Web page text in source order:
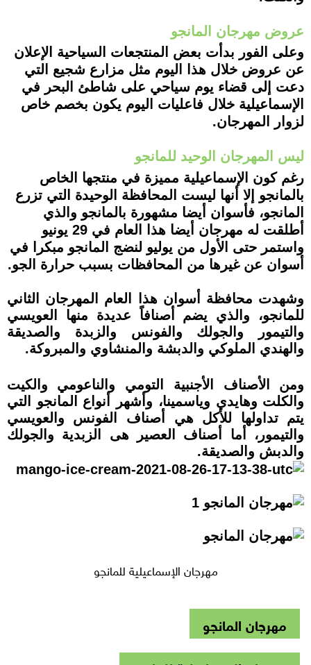
عروض مهرجان المانجو
وعلى الفور بدأت بعض المنتجعات السياحية الإعلان
عن عروض خلال هذا اليوم مثل مزارع شجيع التي
دعت إلى قضاء يوم سياحي على شاطئ البحر في
الإسماعيلية خلال فاعليات اليوم يكون بخصم خاص
لزوار المهرجان.
ليس المهرجان الوحيد للمانجو
رغم كون الإسماعيلية مميزة في منتجها الخاص
بالمانجو إلا أنها ليست المحافظة الوحيدة التي تزرع
المانجو، فأسوان أيضا مشهورة بالمانجو والذي
أطلقت له مهرجان أيضا هذا العام في 29 يونيو
واستمر حتى الأول من يوليو لنضج المانجو مبكرا في
أسوان عن غيرها من المحافظات بسبب حرارة الجو.
وشهدت محافظة أسوان هذا العام المهرجان الثاني
للمانجو، والذي يضم أصنافاً عديدة منها العويسي
والتيمور والجولك والفونس والزبدة والصديقة
والهندي الملوكي والدبشة والمنشاوي والمبروكة.
ومن الأصناف الأجنبية التومي والناعومي والكيت
والكلت وهايدي وياسمينا، وأشهر أنواع المانجو التي
يتم تداولها للأكل هي أصناف الفونس والعويسي
والتيمور، أما أصناف العصير هى الزبدية والجولك
والدبش والصديقة.
مهرجان الإسماعيلية للمانجو
مهرجان المانجو